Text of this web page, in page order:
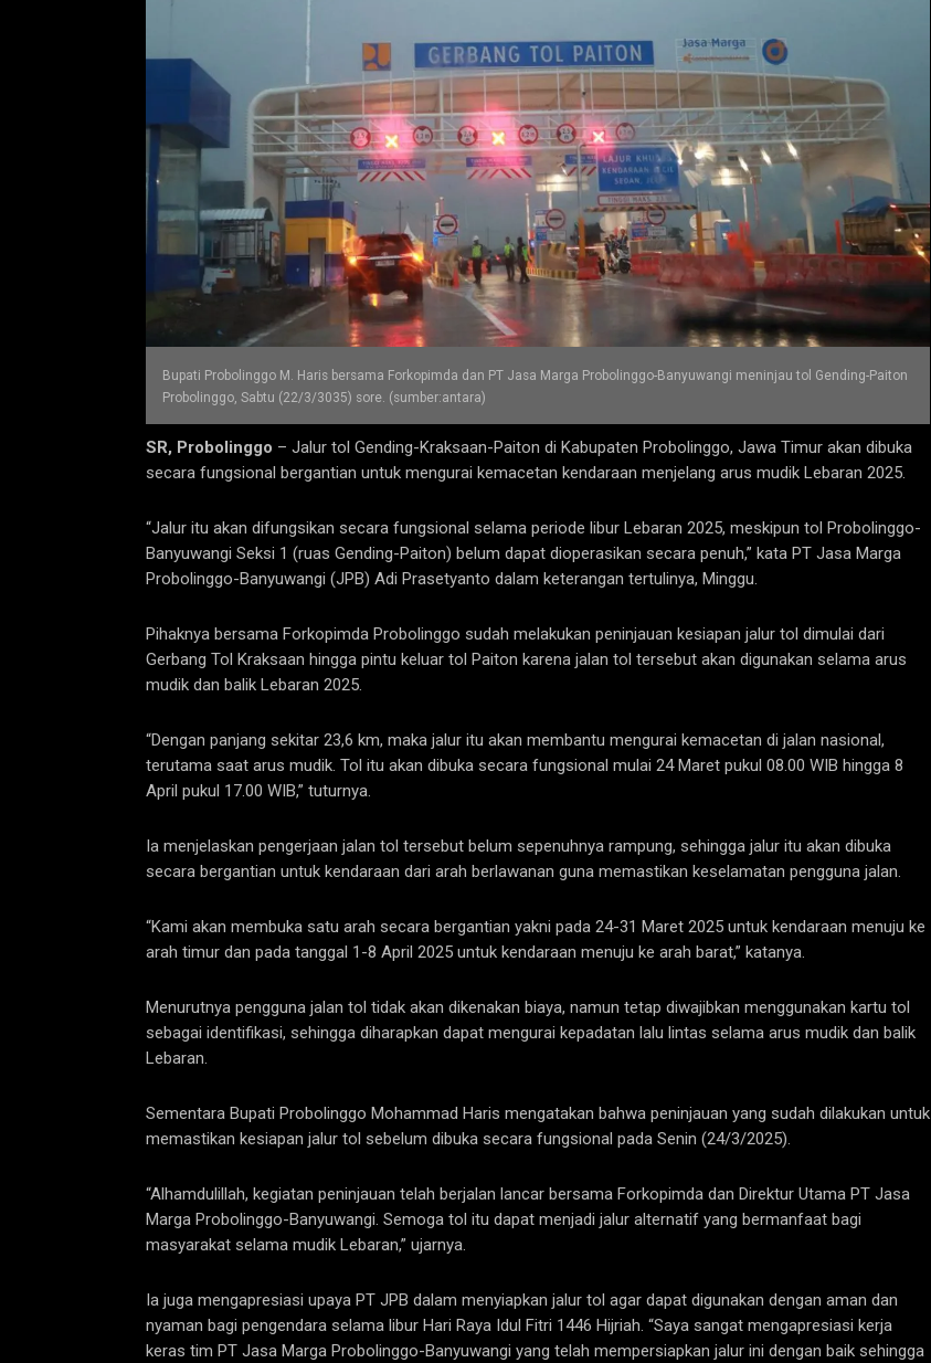
Bupati Probolinggo M. Haris bersama Forkopimda dan PT Jasa Marga Probolinggo-Banyuwangi meninjau tol Gending-Paiton
Probolinggo, Sabtu (22/3/3035) sore. (sumber:antara)
SR, Probolinggo – Jalur tol Gending-Kraksaan-Paiton di Kabupaten Probolinggo, Jawa Timur akan dibuka
secara fungsional bergantian untuk mengurai kemacetan kendaraan menjelang arus mudik Lebaran 2025.
“Jalur itu akan difungsikan secara fungsional selama periode libur Lebaran 2025, meskipun tol Probolinggo-
Banyuwangi Seksi 1 (ruas Gending-Paiton) belum dapat dioperasikan secara penuh,” kata PT Jasa Marga
Probolinggo-Banyuwangi (JPB) Adi Prasetyanto dalam keterangan tertulinya, Minggu.
Pihaknya bersama Forkopimda Probolinggo sudah melakukan peninjauan kesiapan jalur tol dimulai dari
Gerbang Tol Kraksaan hingga pintu keluar tol Paiton karena jalan tol tersebut akan digunakan selama arus
mudik dan balik Lebaran 2025.
“Dengan panjang sekitar 23,6 km, maka jalur itu akan membantu mengurai kemacetan di jalan nasional,
terutama saat arus mudik. Tol itu akan dibuka secara fungsional mulai 24 Maret pukul 08.00 WIB hingga 8
April pukul 17.00 WIB,” tuturnya.
Ia menjelaskan pengerjaan jalan tol tersebut belum sepenuhnya rampung, sehingga jalur itu akan dibuka
secara bergantian untuk kendaraan dari arah berlawanan guna memastikan keselamatan pengguna jalan.
“Kami akan membuka satu arah secara bergantian yakni pada 24-31 Maret 2025 untuk kendaraan menuju ke
arah timur dan pada tanggal 1-8 April 2025 untuk kendaraan menuju ke arah barat,” katanya.
Menurutnya pengguna jalan tol tidak akan dikenakan biaya, namun tetap diwajibkan menggunakan kartu tol
sebagai identifikasi, sehingga diharapkan dapat mengurai kepadatan lalu lintas selama arus mudik dan balik
Lebaran.
Sementara Bupati Probolinggo Mohammad Haris mengatakan bahwa peninjauan yang sudah dilakukan untuk
memastikan kesiapan jalur tol sebelum dibuka secara fungsional pada Senin (24/3/2025).
“Alhamdulillah, kegiatan peninjauan telah berjalan lancar bersama Forkopimda dan Direktur Utama PT Jasa
Marga Probolinggo-Banyuwangi. Semoga tol itu dapat menjadi jalur alternatif yang bermanfaat bagi
masyarakat selama mudik Lebaran,” ujarnya.
Ia juga mengapresiasi upaya PT JPB dalam menyiapkan jalur tol agar dapat digunakan dengan aman dan
nyaman bagi pengendara selama libur Hari Raya Idul Fitri 1446 Hijriah. “Saya sangat mengapresiasi kerja
keras tim PT Jasa Marga Probolinggo-Banyuwangi yang telah mempersiapkan jalur ini dengan baik sehingga